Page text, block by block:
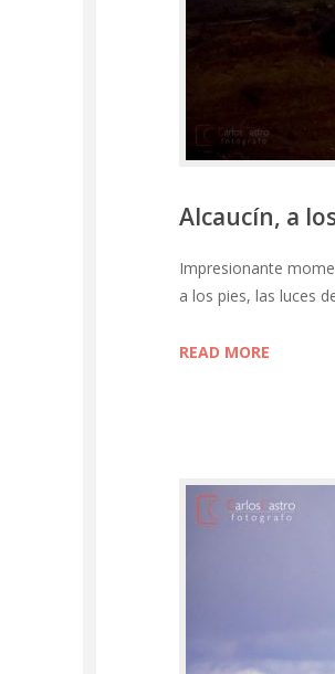
Alcaucín, a
Impresionante
a los pies, las luces
READ MORE